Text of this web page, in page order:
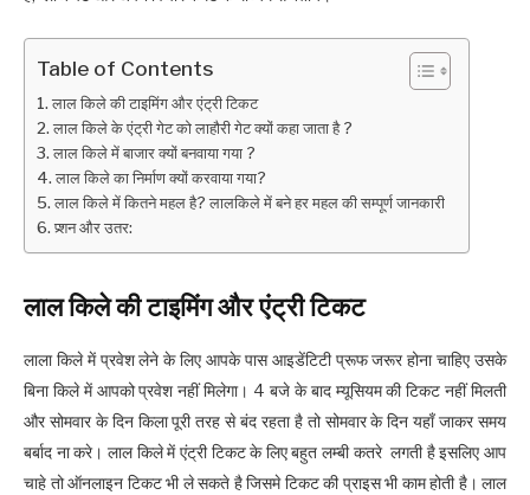
Table of Contents
लाल किले की टाइमिंग और एंट्री टिकट
लाल किले के एंट्री गेट को लाहौरी गेट क्यों कहा जाता है ?
लाल किले में बाजार क्यों बनवाया गया ?
लाल किले का निर्माण क्यों करवाया गया?
लाल किले में कितने महल है? लालकिले में बने हर महल की सम्पूर्ण जानकारी
प्र्शन और उतर:
लाल किले की टाइमिंग और एंट्री टिकट
लाला किले में प्रवेश लेने के लिए आपके पास आइडेंटिटी प्रूफ जरूर होना चाहिए उसके
बिना किले में आपको प्रवेश नहीं मिलेगा। 4 बजे के बाद म्यूसियम की टिकट नहीं मिलती
और सोमवार के दिन किला पूरी तरह से बंद रहता है तो सोमवार के दिन यहाँ जाकर समय
बर्बाद ना करे। लाल किले में एंट्री टिकट के लिए बहुत लम्बी कतरे लगती है इसलिए आप
चाहे तो ऑनलाइन टिकट भी ले सकते है जिसमे टिकट की प्राइस भी काम होती है। लाल